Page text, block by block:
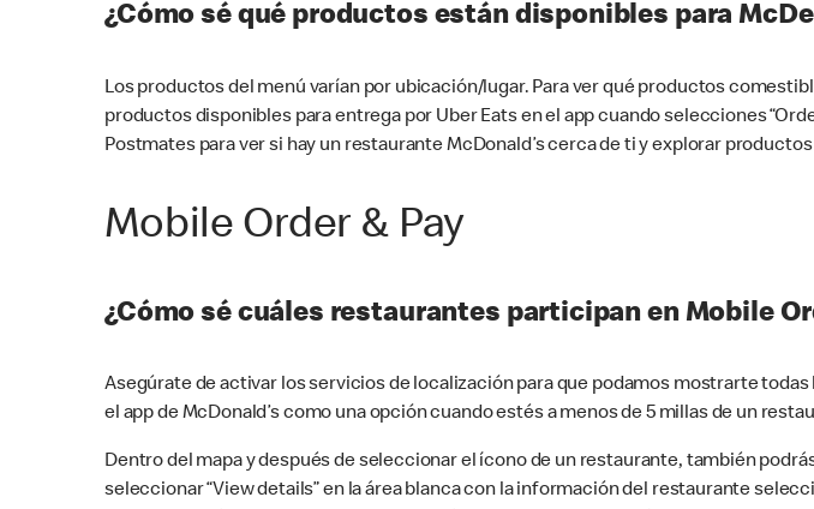
¿Cómo sé qué productos están disponibles para
Los productos del menú varían por ubicación/lugar. Para ver qué productos
productos disponibles para entrega por Uber Eats en el app cuando selecciones
Postmates para ver si hay un restaurante McDonald’s cerca de ti y explorar
Mobile Order & Pay
¿Cómo sé cuáles restaurantes participan en Mobile
Asegúrate de activar los servicios de localización para que podamos mostrarte
el app de McDonald’s como una opción cuando estés a menos de 5 millas de un
Dentro del mapa y después de seleccionar el ícono de un restaurante, también
seleccionar “View details” en la área blanca con la información del restaurante